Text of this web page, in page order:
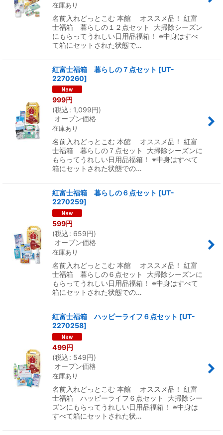
在庫あり
名前入れどっとこむ 本館 オススメ品！ 紅富
士福箱 暮らしの１２点セット 大掃除シーズン
にもらってうれしい日用品福箱！ ※中身はすべ
て箱にセットされた状態で…
紅富士福箱 暮らしの７点セット [UT-
2270260]
999円
(税込: 1,099円)
オープン価格
在庫あり
名前入れどっとこむ 本館 オススメ品！ 紅富
士福箱 暮らしの７点セット 大掃除シーズンに
もらってうれしい日用品福箱！ ※中身はすべて
箱にセットされた状態での…
紅富士福箱 暮らしの６点セット [UT-
2270259]
599円
(税込: 659円)
オープン価格
在庫あり
名前入れどっとこむ 本館 オススメ品！ 紅富
士福箱 暮らしの６点セット 大掃除シーズンに
もらってうれしい日用品福箱！ ※中身はすべて
箱にセットされた状態での…
紅富士福箱 ハッピーライフ６点セット [UT-
2270258]
499円
(税込: 549円)
オープン価格
在庫あり
名前入れどっとこむ 本館 オススメ品！ 紅富
士福箱 ハッピーライフ６点セット 大掃除シー
ズンにもらってうれしい日用品福箱！ ※中身は
すべて箱にセットされた状…